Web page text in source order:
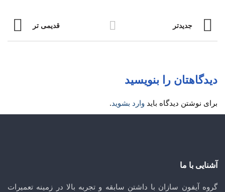
جدیدتر قدیمی تر
دیدگاهتان را بنویسید
برای نوشتن دیدگاه باید وارد بشوید.
آشنایی با ما
گروه آیفون سازان با داشتن سابقه و تجربه بالا در زمینه تعمیرات